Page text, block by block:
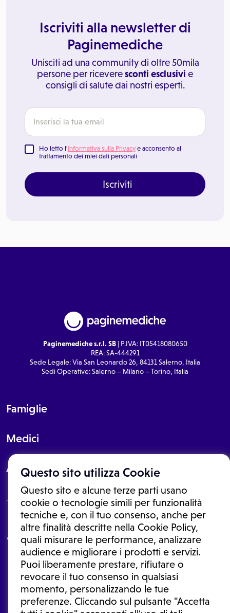
Questo sito utilizza Cookie
Questo sito e alcune terze parti usano
cookie o tecnologie simili per funzionalità
tecniche e, con il tuo consenso, anche per
altre finalità descritte nella Cookie Policy,
quali misurare le performance, analizzare
audience e migliorare i prodotti e servizi.
Puoi liberamente prestare, rifiutare o
revocare il tuo consenso in qualsiasi
momento, personalizzando le tue
preferenze. Cliccando sul pulsante "Accetta
Iscriviti alla newsletter di
Paginemediche
Unisciti ad una community di oltre 50mila
persone per riceveresconti esclusivi e
consigli di salute dai nostri esperti.
Ho letto l'Informativa sulla Privacy e acconsento al
trattamento dei miei dati personali
Iscriviti
Paginemediche s.r.l. SB| P.IVA: IT05418080650
REA: SA-444291
Sede Legale: Via San Leonardo 26, 84131 Salerno, Italia
Sedi Operative: Salerno – Milano – Torino, Italia
Famiglie
Medici
About
Le informazioni proposte in questo sito non sono un consulto medico.
In nessun caso, queste informazioni sostituiscono un consulto, una
visita o una diagnosi formulata dal medico. Non si devono considerare
le informazioni disponibili come suggerimenti per la formulazione di
una diagnosi, la determinazione di un trattamento o l'assunzione o
sospensione di un farmaco senza prima consultare un medico di
medicina generale o uno specialista.
Condizioni di utilizzo|Privacy Policy |Gestione cookie
Ⓒ 2025 | Tutti i diritti riservati.